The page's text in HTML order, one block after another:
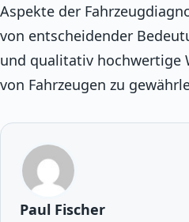
Aspekte der
von entscheidender
und qualitativ hochwertige
von Fahrzeugen zu
Paul Fischer